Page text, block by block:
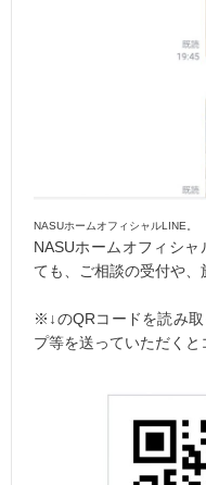
NASUホームオフィシャルLINE。
NASUホームオフィシ
ても、ご相談の受付や、
※↓のQRコードを読み
プ等を送っていただくと